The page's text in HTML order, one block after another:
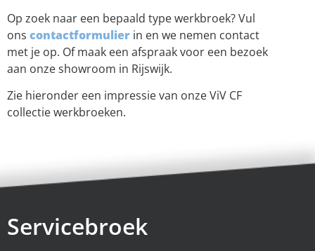
Op zoek naar een bepaald type werkbroek? Vul
ons contactformulier in en we nemen contact
met je op. Of maak een afspraak voor een bezoek
aan onze showroom in Rijswijk.
Zie hieronder een impressie van onze ViV CF
collectie werkbroeken.
Servicebroek